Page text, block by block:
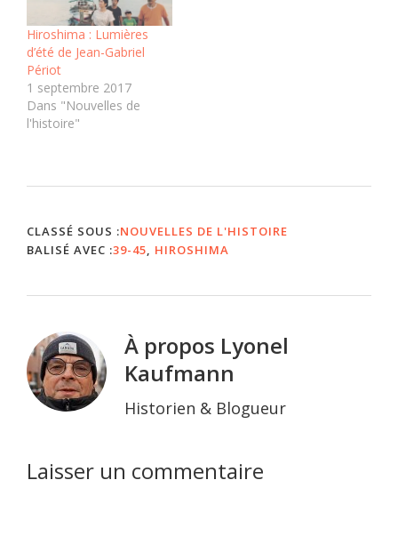
Hiroshima : Lumières
d’été de Jean-Gabriel
Périot
1 septembre 2017
Dans "Nouvelles de
l'histoire"
CLASSÉ SOUS :NOUVELLES DE L'HISTOIRE
BALISÉ AVEC :39-45, HIROSHIMA
À propos Lyonel
Kaufmann
Historien & Blogueur
Interactions
Laisser un commentaire